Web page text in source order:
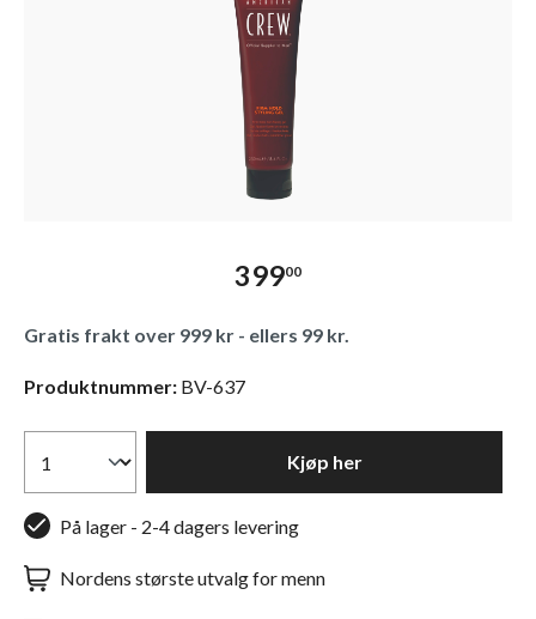
39900
Gratis frakt over 999 kr - ellers 99 kr.
Produktnummer: BV-637
Kjøp her
På lager - 2-4 dagers levering
Nordens største utvalg for menn